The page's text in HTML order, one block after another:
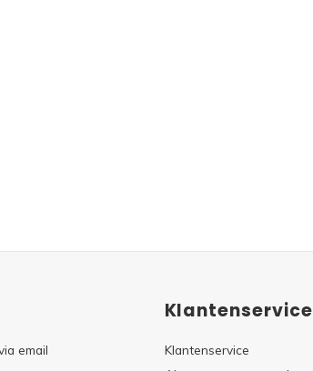
email
Klantenservice
Klantenservice